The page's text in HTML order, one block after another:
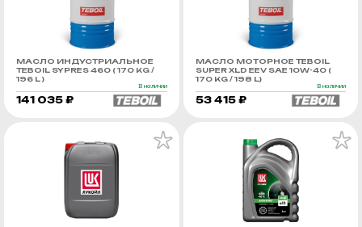
МАСЛО ИНДУСТРИАЛЬНОЕ
TEBOIL SYPRES 460 ( 170 KG /
196 L )
В наличии
141 035 ₽
МАСЛО МОТОРНОЕ TEBOIL
SUPER XLD EEV SAE 10W-40 (
170 KG / 198 L)
В наличии
53 415 ₽